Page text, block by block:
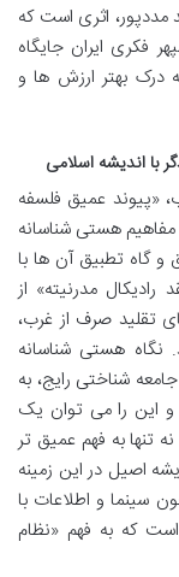
اثری است که
فکری ایران جایگاه
درک بهتر ارزش ها و
با اندیشه اسلامی
«پیوند عمیق فلسفه
مفاهیم هستی شناسانه
و گاه تطبیق آن ها با
مدرنیته» از
تقلید صرف از غرب،
نگاه هستی شناسانه
شناختی رایج، به
و این را می توان یک
تنها به فهم عمیق تر
اصیل در این زمینه
سینما و اطلاعات با
که به فهم «نظام